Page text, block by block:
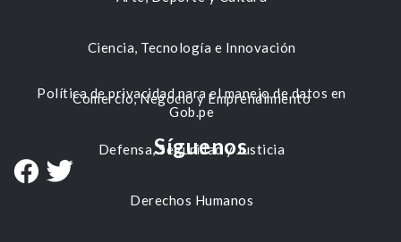
Ciencia, Tecnología e Innovación
Comercio, Negocio y Emprendimiento
Defensa, Seguridad y Justicia
Derechos Humanos
Política de privacidad para el manejo de datos en
Gob.pe
Síguenos